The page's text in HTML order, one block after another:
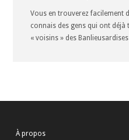
Vous en trouverez facilement
connais des gens qui ont déjà
« voisins » des
À propos